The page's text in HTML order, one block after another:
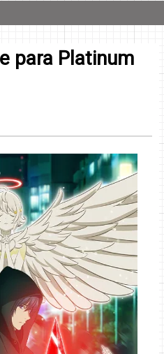
para Platinum